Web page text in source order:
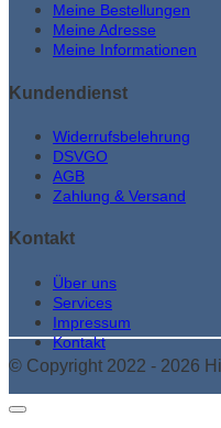
Meine Bestellungen
Meine Adresse
Meine Informationen
Kundendienst
Widerrufsbelehrung
DSVGO
AGB
Zahlung & Versand
Kontakt
Über uns
Services
Impressum
Kontakt
© Copyright 2022 - 2026